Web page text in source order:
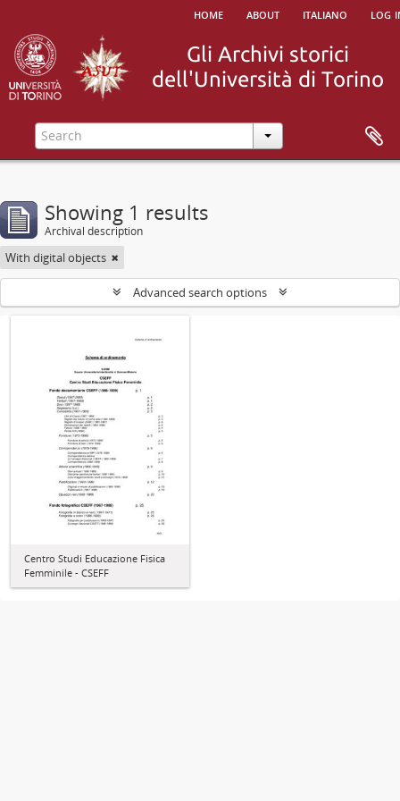
home about italiano log
Showing 1 results
Archival description
With digital objects
Advanced search options
Centro Studi Educazione Fisica
Femminile - CSEFF